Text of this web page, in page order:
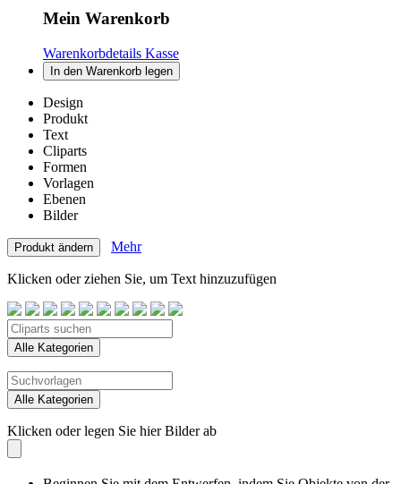
Mein Warenkorb
Warenkorbdetails Kasse
In den Warenkorb legen
Design
Produkt
Text
Cliparts
Formen
Vorlagen
Ebenen
Bilder
Produkt ändern Mehr
Klicken oder ziehen Sie, um Text hinzuzufügen
Alle Kategorien
Alle Kategorien
Klicken oder legen Sie hier Bilder ab